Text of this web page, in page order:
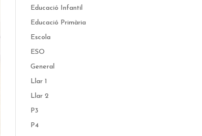
Educació Infantil
Educació Primària
Escola
ESO
General
Llar 1
Llar 2
P3
P4